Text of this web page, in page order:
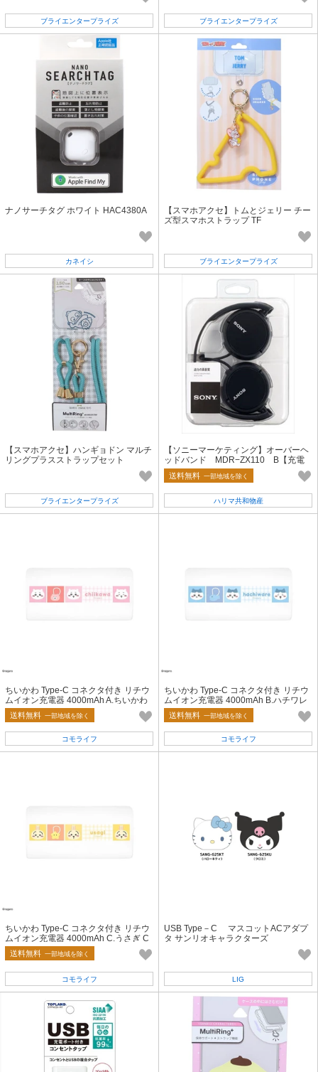
ブライエンタープライズ ブライエンタープライズ
ナノサーチタグ ホワイト HAC4380A
カネイシ
【スマホアクセ】トムとジェリー チー
ズ型スマホストラップ TF
ブライエンタープライズ
【スマホアクセ】ハンギョドン マルチ
リングプラスストラップセット
ブライエンタープライズ
【ソニーマーケティング】オーバーヘ
ッドバンド MDR−ZX110 B【充電
器・SD・モバイル】
送料無料 一部地域を除く
ハリマ共和物産
ちいかわ Type-C コネクタ付き リチウ
ムイオン充電器 4000mAh A.ちいかわ
CK-87A
送料無料 一部地域を除く
コモライフ
ちいかわ Type-C コネクタ付き リチウ
ムイオン充電器 4000mAh B.ハチワレ
CK-87B
送料無料 一部地域を除く
コモライフ
ちいかわ Type-C コネクタ付き リチウ
ムイオン充電器 4000mAh C.うさぎ C
K-87C
送料無料 一部地域を除く
コモライフ
USB Type－C マスコットACアダプ
タ サンリオキャラクターズ
LIG